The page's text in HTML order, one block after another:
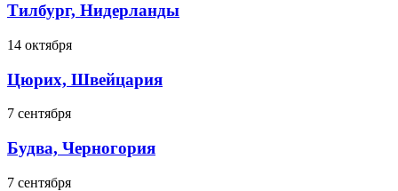
Тилбург, Нидерланды
14 октября
Цюрих, Швейцария
7 сентября
Будва, Черногория
7 сентября